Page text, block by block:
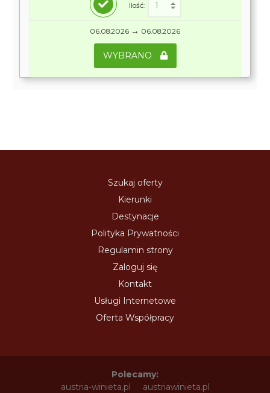
Ilość:
06.08.2026 → 06.08.2026
WYBRANO
Szukaj oferty
Kierunki
Destynacje
Polityka Prywatności
Regulamin strony
Zaloguj się
Kontakt
Usługi Internetowe
Oferta Współpracy
Polecamy:
austria-winieta.pl
austriawinieta.pl